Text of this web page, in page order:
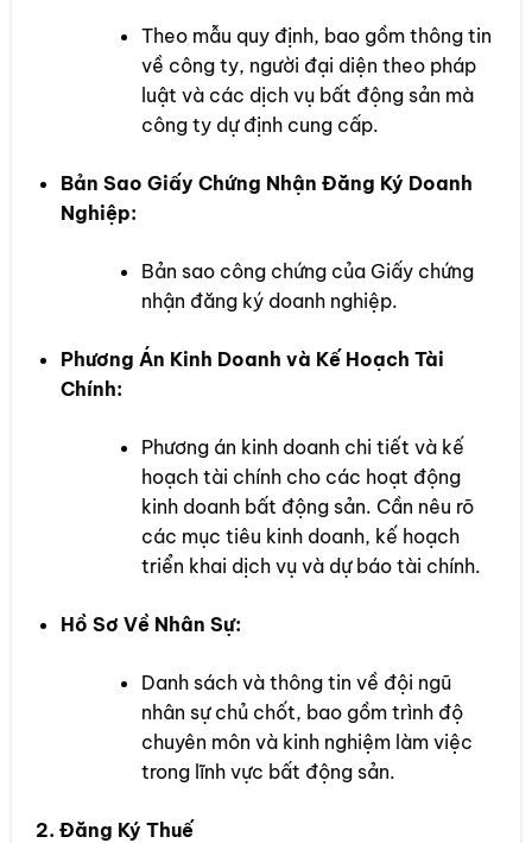
Theo mẫu quy định, bao gồm thông tin
về công ty, người đại diện theo pháp
luật và các dịch vụ bất động sản mà
công ty dự định cung cấp.
Bản Sao Giấy Chứng Nhận Đăng Ký Doanh
Nghiệp:
Bản sao công chứng của Giấy chứng
nhận đăng ký doanh nghiệp.
Phương Án Kinh Doanh và Kế Hoạch Tài
Chính:
Phương án kinh doanh chi tiết và kế
hoạch tài chính cho các hoạt động
kinh doanh bất động sản. Cần nêu rõ
các mục tiêu kinh doanh, kế hoạch
triển khai dịch vụ và dự báo tài chính.
Hồ Sơ Về Nhân Sự:
Danh sách và thông tin về đội ngũ
nhân sự chủ chốt, bao gồm trình độ
chuyên môn và kinh nghiệm làm việc
trong lĩnh vực bất động sản.
2. Đăng Ký Thuế